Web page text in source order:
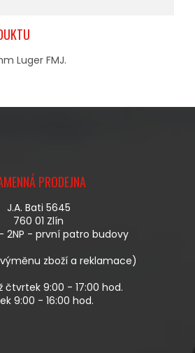
Luger FMJ.
PRODEJNA
J.A. Bati 5645
760 01 Zlín
2NP - první patro budovy
zboží a reklamace)
čtvrtek 9:00 - 17:00 hod.
9:00 - 16:00 hod.